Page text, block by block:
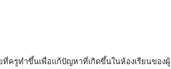
ที่ครูทำขึ้นเพื่อแก้ปัญหาที่เกิดขึ้นในห้องเรียนของผู้